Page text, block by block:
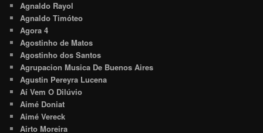
Agnaldo Rayol
Agnaldo Timóteo
Agora 4
Agostinho de Matos
Agostinho dos Santos
Agrupacion Musica De Buenos Aires
Agustin Pereyra Lucena
Aí Vem O Dilúvio
Aimé Doniat
Aimé Vereck
Airto Moreira